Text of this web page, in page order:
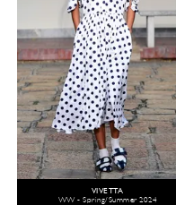
VIVETTA
WW - Spring/Summer 2024